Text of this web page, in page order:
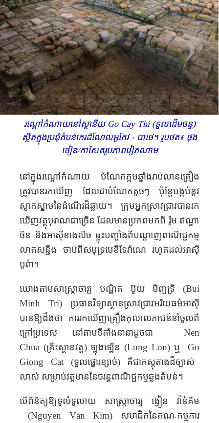
រណ្តៅកំណាយនៅស្ថានីយ Go Cay Thi (ទួលដើម​ចន្ទ)
ស្ថិតក្នុងប្រជុំ​តំបន់កេរដំណែលអូកែវ - បាថេ។ រូបថត៖ ថុង​
ថៀន​​​/កាសែតរូបភាពវៀតណាម
នៅក្នុងរណ្តៅកំណាយ បំណែកក្អមឆ្នាំងរាប់លានគ្រឿង
ត្រូវបានរកឃើញ ដែលជាបំណែកតូចៗ ប៉ុន្តែបង្កប់នូវ
ស្លាកស្នាមនៃដំណើរដ៏ឆ្ងាយ។ ក្រុមអ្នកស្រាវជ្រាវបានរក
ឃើញវត្ថុបុរាណជាច្រើន ដែលមានប្រភពមកពី រ៉ូម ឥណ្ឌា
ចិន និងអាស៊ីខាងលិច ឆ្លុះបញ្ចាំងពីបណ្តាញពាណិជ្ជកម្ម
លាតសន្ធឹង ចាប់ពីសមុទ្រមេឌីទែរ៉ាណេ រហូតដល់អាស៊ី
បូព៌ា។
យោងតាម​​សាស្រ្តាចារ្យ​ បណ្ឌិត ប៊ូ​យ មិញ​ទ្រី (Bui
Minh Tri) ប្រធាន​វិទ្យាស្ថានស្រាវជ្រាវអរិយធម៌អាស៊ី
បានឱ្យដឹងថា ការរកឃើញគ្រឿង​កុលាលភាជន៍​​​នាំចូលពី
ក្រៅប្រទេស
នៅតាមទីតាំងនានាដូចជា
Nen
Chua (គ្រឹះស្ថាន​វត្ត) ឡុង​ឡើន (Lung Lon) ឬ ​Go
Giong Cat(ទួល​ផ្នោរខ្សាច់) គឺជាភស្តុតាងដ៏ច្បាស់
លាស់ សម្រាប់វត្តមាននៃចរន្តពាណិជ្ជកម្មឆ្លងតំបន់។
បើពិនិត្យឱ្យទូលំទូលាយ សាស្ត្រាចារ្យ ង្វៀន វ៉ាន់​គីម​
(Nguyen Van Kim) សមាជិកនៃគណៈកម្មការ